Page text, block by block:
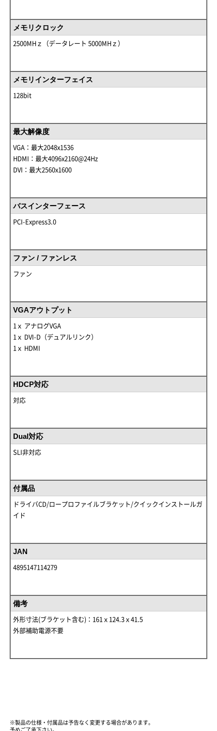
メモリクロック
2500MHｚ（データレート 5000MHｚ）
メモリインターフェイス
128bit
最大解像度
VGA：最大2048x1536
HDMI：最大4096x2160@24Hz
DVI：最大2560x1600
バスインターフェース
PCI-Express3.0
ファン / ファンレス
ファン
VGAアウトプット
1ｘ アナログVGA
1ｘ DVI-D（デュアルリンク）
1ｘ HDMI
HDCP対応
対応
Dual対応
SLI非対応
付属品
ドライバCD/ロープロファイルブラケット/クイックインストールガ
イド
JAN
4895147114279
備考
外形寸法(ブラケット含む)：161ｘ124.3ｘ41.5
外部補助電源不要
※製品の仕様・付属品は予告なく変更する場合があります。
予めご了承下さい。